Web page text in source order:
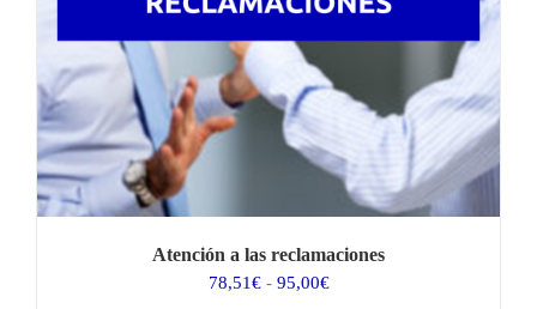
Atención a las reclamaciones
78,51€ - 95,00€Rango